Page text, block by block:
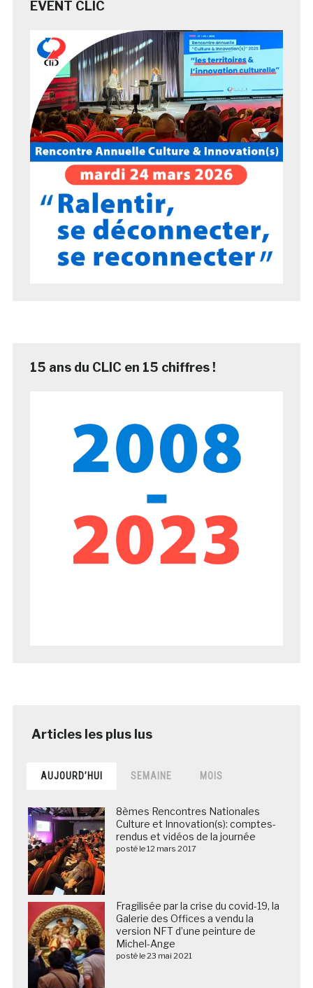
EVENT CLIC
15 ans du CLIC en 15 chiffres !
AUJOURD’HUI SEMAINE MOIS
8èmes Rencontres Nationales
Culture et Innovation(s): comptes-
rendus et vidéos de la journée
posté le 12 mars 2017
Fragilisée par la crise du covid-19, la
Galerie des Offices a vendu la
version NFT d’une peinture de
Michel-Ange
posté le 23 mai 2021